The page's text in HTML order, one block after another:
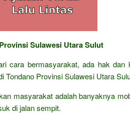
Sulawesi Utara Sulut
cara bermasyarakat, ada hak dan
Tondano Provinsi Sulawesi Utara
masyarakat adalah banyaknya
di jalan sempit.